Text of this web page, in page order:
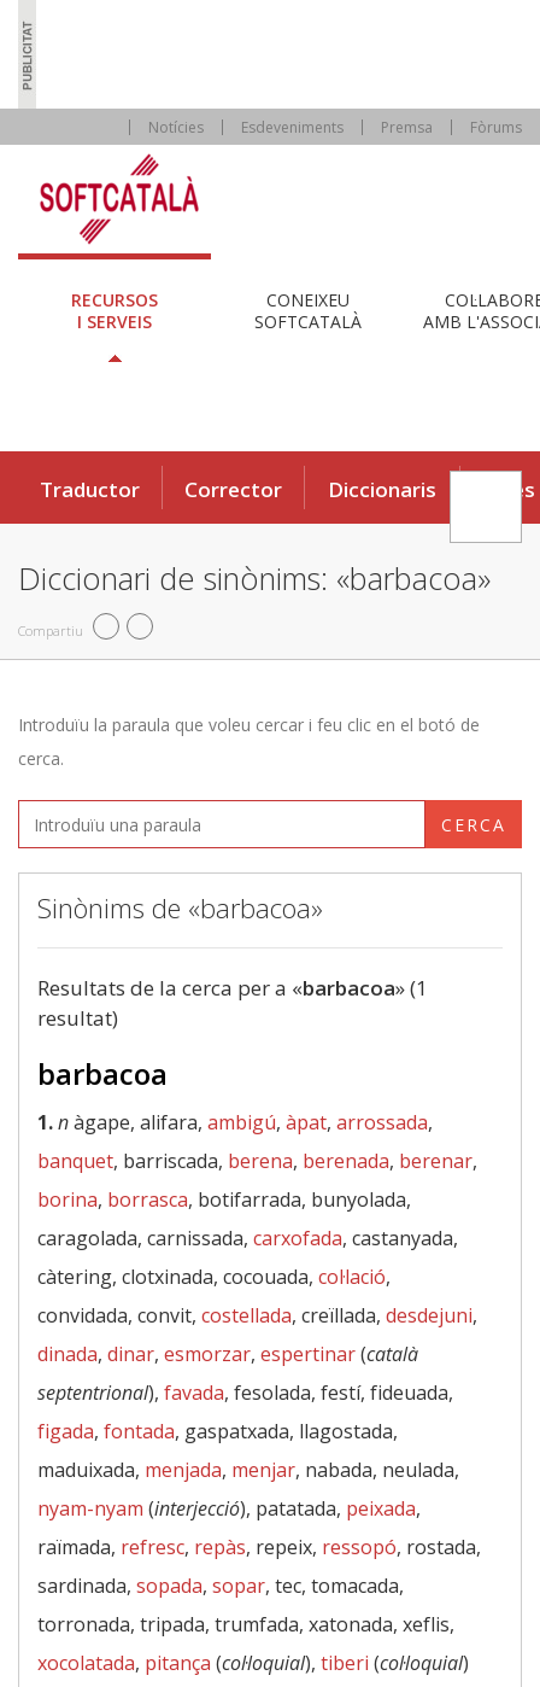
Notícies Esdeveniments Premsa Fòrums
RECURSOS
I SERVEIS
CONEIXEU
SOFTCATALÀ
AMB
Traductor Corrector Diccionaris Eines
Diccionari de sinònims: «barbacoa»
Compartiu
Introduïu la paraula que voleu cercar i feu clic en el botó de
cerca.
CERCA
Sinònims de «barbacoa»
Resultats de la cerca per a «barbacoa» (1
resultat)
barbacoa
1.nàgape, alifara, ambigú, àpat, arrossada,
banquet, barriscada, berena, berenada, berenar,
borina, borrasca, botifarrada, bunyolada,
caragolada, carnissada, carxofada, castanyada,
càtering, clotxinada, cocouada, col·lació,
convidada, convit, costellada, creïllada, desdejuni,
dinada, dinar, esmorzar, espertinar(català
septentrional), favada, fesolada, festí, fideuada,
figada, fontada, gaspatxada, llagostada,
maduixada, menjada, menjar, nabada, neulada,
nyam-nyam (interjecció), patatada, peixada,
raïmada, refresc, repàs, repeix, ressopó, rostada,
sardinada, sopada, sopar, tec, tomacada,
torronada, tripada, trumfada, xatonada, xeflis,
xocolatada, pitança (col·loquial), tiberi (col·loquial)